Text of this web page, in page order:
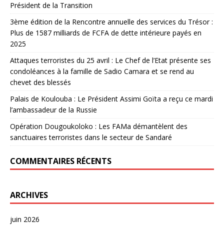
Président de la Transition
3ème édition de la Rencontre annuelle des services du Trésor :
Plus de 1587 milliards de FCFA de dette intérieure payés en
2025
Attaques terroristes du 25 avril : Le Chef de l’Etat présente ses
condoléances à la famille de Sadio Camara et se rend au
chevet des blessés
Palais de Koulouba : Le Président Assimi Goïta a reçu ce mardi
l’ambassadeur de la Russie
Opération Dougoukoloko : Les FAMa démantèlent des
sanctuaires terroristes dans le secteur de Sandaré
COMMENTAIRES RÉCENTS
ARCHIVES
juin 2026